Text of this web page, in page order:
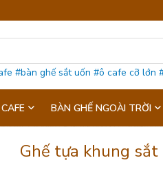
#bàn ghế sắt uốn #ô cafe cỡ lớn
BÀN GHẾ NGOÀI TRỜI
Ghế tựa khung